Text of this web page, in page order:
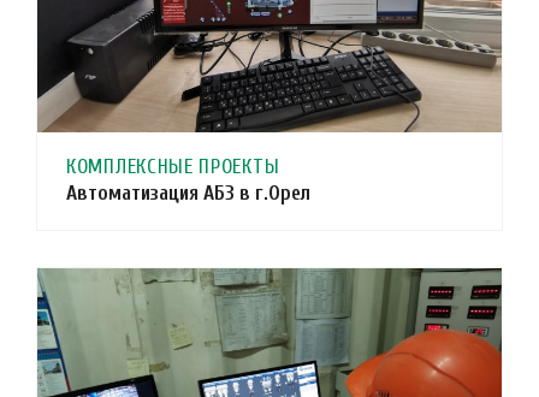
КОМПЛЕКСНЫЕ ПРОЕКТЫ
Автоматизация АБЗ в г.Орел